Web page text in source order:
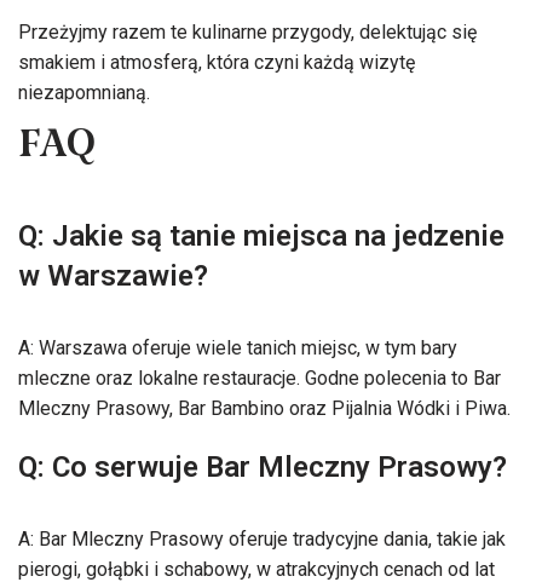
Przeżyjmy razem te kulinarne przygody, delektując się
smakiem i atmosferą, która czyni każdą wizytę
niezapomnianą.
FAQ
Q: Jakie są tanie miejsca na jedzenie
w Warszawie?
A: Warszawa oferuje wiele tanich miejsc, w tym bary
mleczne oraz lokalne restauracje. Godne polecenia to Bar
Mleczny Prasowy, Bar Bambino oraz Pijalnia Wódki i Piwa.
Q: Co serwuje Bar Mleczny Prasowy?
A: Bar Mleczny Prasowy oferuje tradycyjne dania, takie jak
pierogi, gołąbki i schabowy, w atrakcyjnych cenach od lat